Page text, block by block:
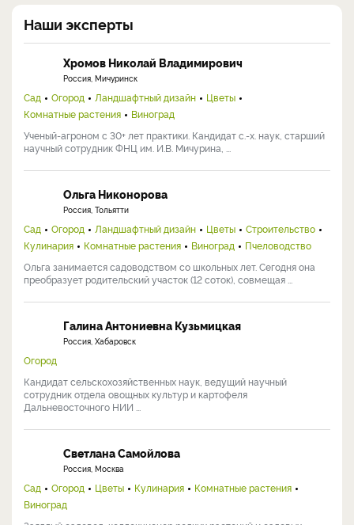
Наши эксперты
Хромов Николай Владимирович
Россия, Мичуринск
Сад Огород Ландшафтный дизайн
Цветы
Комнатные растения
Виноград
Ученый-агроном с 30+ лет практики. Кандидат с.-х. наук, старший
научный сотрудник ФНЦ им. И.В. Мичурина, ...
Ольга Никонорова
Россия, Тольятти
Сад Огород Ландшафтный дизайн Цветы
Строительство
Кулинария
Комнатные растения Виноград
Пчеловодство
Ольга занимается садоводством со школьных лет. Сегодня она
преобразует родительский участок (12 соток), совмещая ...
Галина Антониевна Кузьмицкая
Россия, Хабаровск
Огород
Кандидат сельскохозяйственных наук, ведущий научный
сотрудник отдела овощных культур и картофеля
Дальневосточного НИИ ...
Светлана Самойлова
Россия, Москва
Сад Огород Цветы Кулинария
Комнатные растения
Виноград